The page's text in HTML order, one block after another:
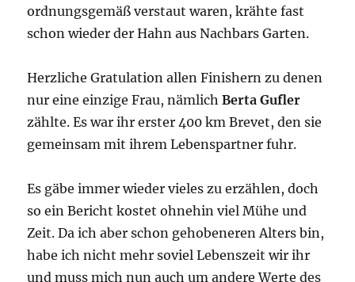
ordnungsgemäß verstaut waren, krähte fast
schon wieder der Hahn aus Nachbars Garten.
Herzliche Gratulation allen Finishern zu denen
nur eine einzige Frau, nämlichBerta Gufler
zählte. Es war ihr erster 400 km Brevet, den sie
gemeinsam mit ihrem Lebenspartner fuhr.
Es gäbe immer wieder vieles zu erzählen, doch
so ein Bericht kostet ohnehin viel Mühe und
Zeit. Da ich aber schon gehobeneren Alters bin,
habe ich nicht mehr soviel Lebenszeit wir ihr
und muss mich nun auch um andere Werte des